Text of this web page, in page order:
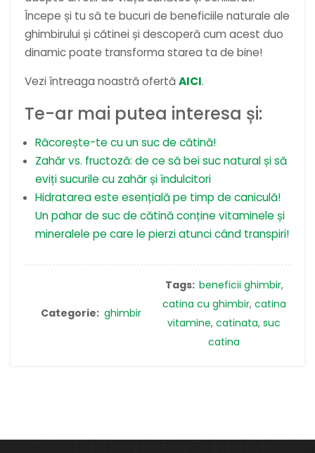
Începe și tu să te bucuri de beneficiile naturale ale
ghimbirului și cătinei și descoperă cum acest duo
dinamic poate transforma starea ta de bine!
Vezi întreaga noastră ofertăAICI.
Te-ar mai putea interesa și:
Răcorește-te cu un suc de cătină!
Zahăr vs. fructoză: de ce să bei suc natural și să
eviți sucurile cu zahăr și îndulcitori
Hidratarea este esențială pe timp de caniculă!
Un pahar de suc de cătină conține vitaminele și
mineralele pe care le pierzi atunci când transpiri!
Categorie: ghimbir
Tags: beneficii ghimbir,
catina cu ghimbir, catina
vitamine, catinata, suc
catina